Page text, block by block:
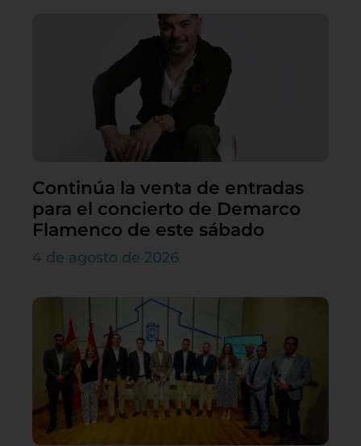
Continúa la venta de entradas
para el concierto de Demarco
Flamenco de este sábado
4 de agosto de 2026